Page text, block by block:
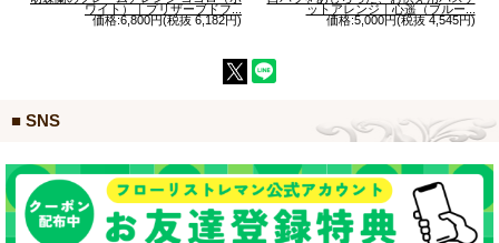
ワイト）｜プリザーブドフ...
価格:6,800円(税抜 6,182円)
ットアレンジ｜心遥（ブルー...
価格:5,000円(税抜 4,545円)
■ SNS